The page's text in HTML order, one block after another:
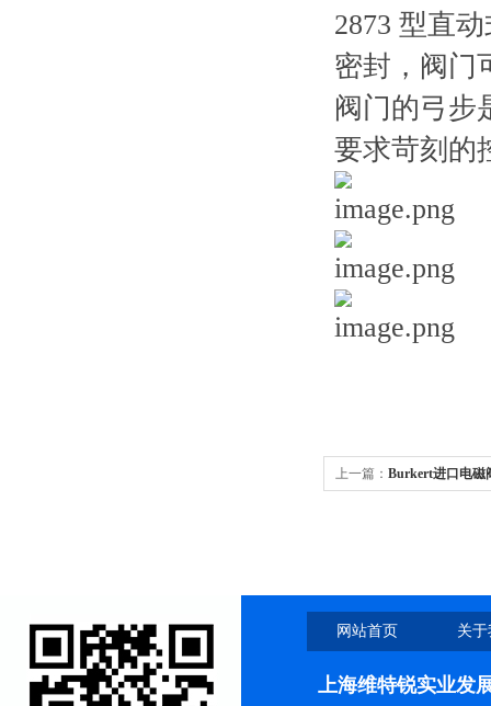
2873 型直
密封，阀门
阀门的弓步
要求苛刻的
上一篇： Burkert进口电磁
网站首页 关
上海维特锐实业发